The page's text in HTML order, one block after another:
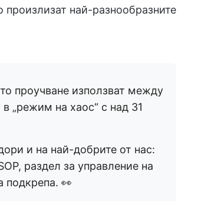
най-разнообразните
проучване използват между
„режим на хаос“ с над 31
и на най-добрите от нас:
раздел за управление на
подкрепа. 👀